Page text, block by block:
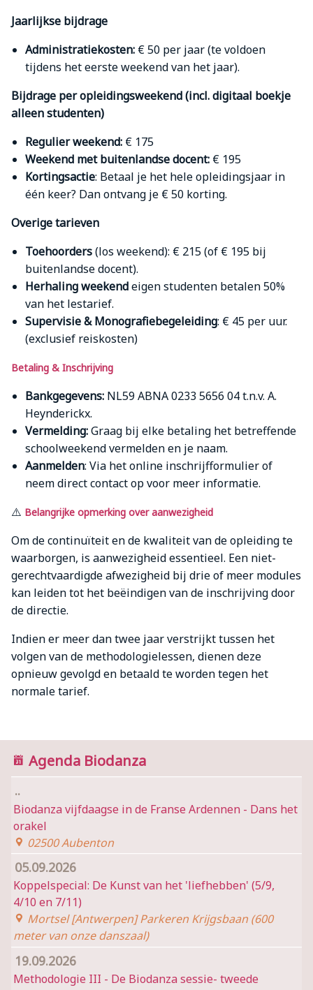
Jaarlijkse bijdrage
Administratiekosten: € 50 per jaar (te voldoen
tijdens het eerste weekend van het jaar).
Bijdrage per opleidingsweekend (incl. digitaal boekje
alleen studenten)
Regulier weekend: € 175
Weekend met buitenlandse docent: € 195
Kortingsactie: Betaal je het hele opleidingsjaar in
één keer? Dan ontvang je € 50 korting.
Overige tarieven
Toehoorders(los weekend): € 215 (of € 195 bij
buitenlandse docent).
Herhaling weekendeigen studenten betalen 50%
van het lestarief.
Supervisie & Monografiebegeleiding: € 45 per uur.
(exclusief reiskosten)
Betaling & Inschrijving
Bankgegevens: NL59 ABNA 0233 5656 04 t.n.v. A.
Heynderickx.
Vermelding:Graag bij elke betaling het betreffende
schoolweekend vermelden en je naam.
Aanmelden: Via het online inschrijfformulier of
neem direct contact op voor meer informatie.
⚠️ Belangrijke opmerking over aanwezigheid
Om de continuïteit en de kwaliteit van de opleiding te
waarborgen, is aanwezigheid essentieel. Een niet-
gerechtvaardigde afwezigheid bij drie of meer modules
kan leiden tot het beëindigen van de inschrijving door
de directie.
Indien er meer dan twee jaar verstrijkt tussen het
volgen van de methodologielessen, dienen deze
opnieuw gevolgd en betaald te worden tegen het
normale tarief.
Agenda Biodanza
..
Biodanza vijfdaagse in de Franse Ardennen - Dans het
orakel
02500 Aubenton
05.09.2026
Koppelspecial: De Kunst van het 'liefhebben' (5/9,
4/10 en 7/11)
Mortsel [Antwerpen] Parkeren Krijgsbaan (600
meter van onze danszaal)
19.09.2026
Methodologie III - De Biodanza sessie- tweede